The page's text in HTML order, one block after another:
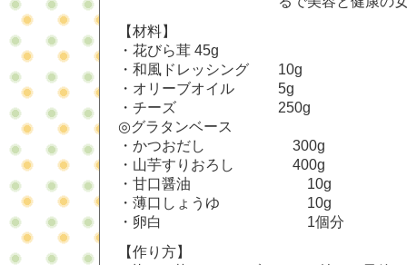
【材料】
・花びら茸 45g
・和風ドレッシング 10g
・オリーブオイル 5g
・チーズ 250g
◎グラタンベース
・かつおだし 300g
・山芋すりおろし 400g
・甘口醤油 10g
・薄口しょうゆ 10g
・卵白 1個分
【作り方】